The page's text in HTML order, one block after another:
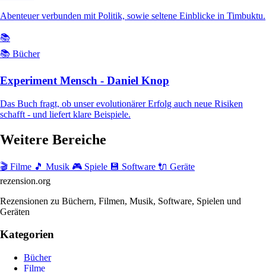
Abenteuer verbunden mit Politik, sowie seltene Einblicke in Timbuktu.
📚
📚 Bücher
Experiment Mensch - Daniel Knop
Das Buch fragt, ob unser evolutionärer Erfolg auch neue Risiken
schafft - und liefert klare Beispiele.
Weitere Bereiche
🎬 Filme 🎵 Musik 🎮 Spiele 💾 Software 🔌 Geräte
rezension.org
Rezensionen zu Büchern, Filmen, Musik, Software, Spielen und
Geräten
Kategorien
Bücher
Filme